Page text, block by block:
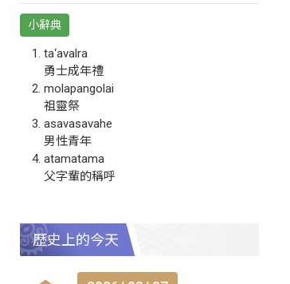
小辭典
ta‘avalra
勇士成年禮
molapangolai
祖靈祭
asavasavahe
男性青年
atamatama
父字輩的稱呼
歷史上的今天